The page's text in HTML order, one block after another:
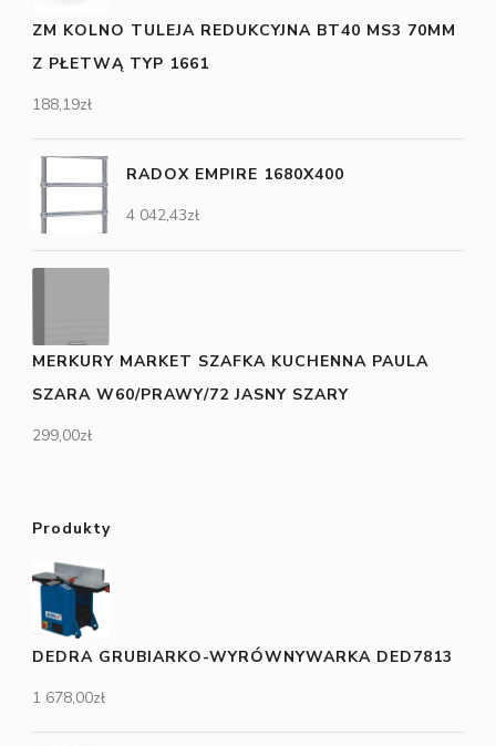
ZM KOLNO TULEJA REDUKCYJNA BT40 MS3 70MM
Z PŁETWĄ TYP 1661
188,19zł
RADOX EMPIRE 1680X400
4 042,43zł
MERKURY MARKET SZAFKA KUCHENNA PAULA
SZARA W60/PRAWY/72 JASNY SZARY
299,00zł
Produkty
DEDRA GRUBIARKO-WYRÓWNYWARKA DED7813
1 678,00zł